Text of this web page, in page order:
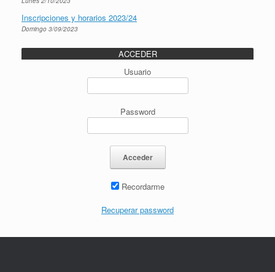
Inscripciones y horarios 2023/24
Domingo 3/09/2023
ACCEDER
Usuario
Password
Recordarme
Recuperar password